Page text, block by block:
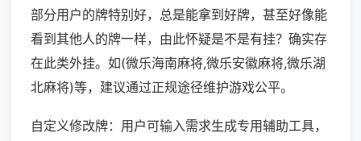
部分用户的牌特别好，总是能拿到好牌，甚至好像能
看到其他人的牌一样，由此怀疑是不是有挂？确实存
在此类外挂。如(微乐海南麻将,微乐安徽麻将,微乐湖
北麻将)等，建议通过正规途径维护游戏公平。
自定义修改牌：用户可输入需求生成专用辅助工具，